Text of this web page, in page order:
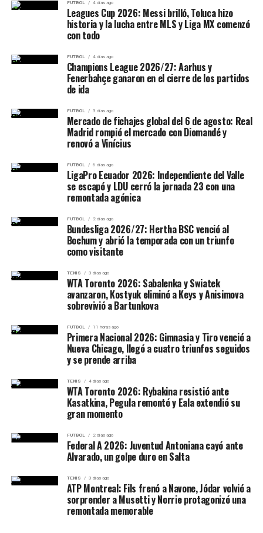
FUTBOL 4 días ago
Leagues Cup 2026: Messi brilló, Toluca hizo
historia y la lucha entre MLS y Liga MX comenzó
con todo
FUTBOL 4 días ago
Champions League 2026/27: Aarhus y
Fenerbahçe ganaron en el cierre de los partidos
de ida
FUTBOL 3 días ago
Mercado de fichajes global del 6 de agosto: Real
Madrid rompió el mercado con Diomandé y
renovó a Vinícius
FUTBOL 6 días ago
LigaPro Ecuador 2026: Independiente del Valle
se escapó y LDU cerró la jornada 23 con una
remontada agónica
FUTBOL 2 días ago
Bundesliga 2026/27: Hertha BSC venció al
Bochum y abrió la temporada con un triunfo
como visitante
TENIS 3 días ago
WTA Toronto 2026: Sabalenka y Swiatek
avanzaron, Kostyuk eliminó a Keys y Anisimova
sobrevivió a Bartunkova
FUTBOL 11 horas ago
Primera Nacional 2026: Gimnasia y Tiro venció a
Nueva Chicago, llegó a cuatro triunfos seguidos
y se prende arriba
TENIS 4 días ago
WTA Toronto 2026: Rybakina resistió ante
Kasatkina, Pegula remontó y Eala extendió su
gran momento
FUTBOL 2 días ago
Federal A 2026: Juventud Antoniana cayó ante
Alvarado, un golpe duro en Salta
TENIS 3 días ago
ATP Montreal: Fils frenó a Navone, Jódar volvió a
sorprender a Musetti y Norrie protagonizó una
remontada memorable